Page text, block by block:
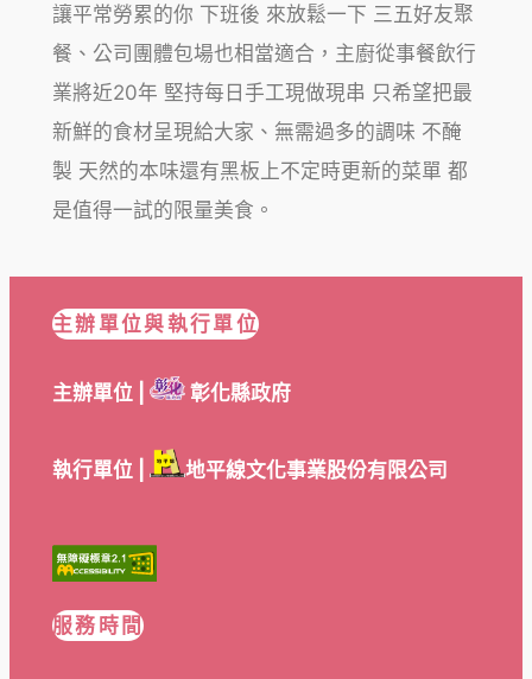
讓平常勞累的你 下班後 來放鬆一下 三五好友聚
餐、公司團體包場也相當適合，主廚從事餐飲行
業將近20年 堅持每日手工現做現串 只希望把最
新鮮的食材呈現給大家、無需過多的調味 不醃
製 天然的本味還有黑板上不定時更新的菜單 都
是值得一試的限量美食。
主辦單位與執行單位
主辦單位 | 彰化縣政府
執行單位 | 地平線文化事業股份有限公司
服務時間